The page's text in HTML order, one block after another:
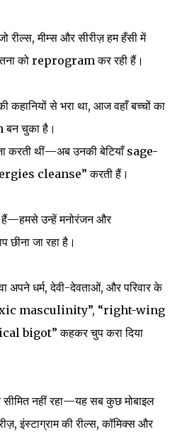
रील्स, मीम्स और सीरीज़ हम हँसी में
को reprogram कर रही हैं।
कहानियों से भरा था, आज वहाँ बच्चों का
चुका है।
करती थीं—अब उनकी बेटियाँ sage-
cleanse” करती हैं।
हैं—हमसे उन्हें मनोरंजन और
छीना जा रहा है।
अपने धर्म, देवी-देवताओं, और परिवार के
masculinity”, “right-wing
bigot” कहकर चुप करा दिया
नहीं रहा—यह सब कुछ मोबाइल
इंस्टाग्राम की रील्स, कॉमिक्स और